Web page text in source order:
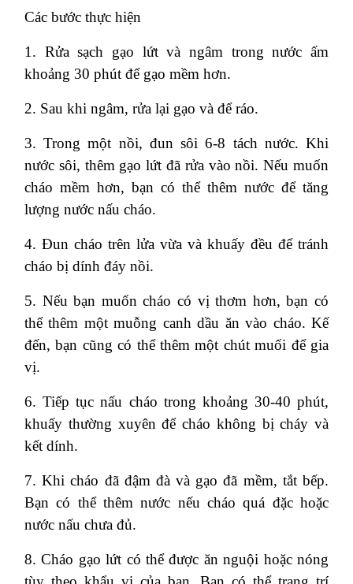
Các bước thực hiện
1. Rửa sạch gạo lứt và ngâm trong nước ấm
khoảng 30 phút để gạo mềm hơn.
2. Sau khi ngâm, rửa lại gạo và để ráo.
3. Trong một nồi, đun sôi 6-8 tách nước. Khi
nước sôi, thêm gạo lứt đã rửa vào nồi. Nếu muốn
cháo mềm hơn, bạn có thể thêm nước để tăng
lượng nước nấu cháo.
4. Đun cháo trên lửa vừa và khuấy đều để tránh
cháo bị dính đáy nồi.
5. Nếu bạn muốn cháo có vị thơm hơn, bạn có
thể thêm một muỗng canh dầu ăn vào cháo. Kế
đến, bạn cũng có thể thêm một chút muối để gia
vị.
6. Tiếp tục nấu cháo trong khoảng 30-40 phút,
khuấy thường xuyên để cháo không bị cháy và
kết dính.
7. Khi cháo đã đậm đà và gạo đã mềm, tắt bếp.
Bạn có thể thêm nước nếu cháo quá đặc hoặc
nước nấu chưa đủ.
8. Cháo gạo lứt có thể được ăn nguội hoặc nóng